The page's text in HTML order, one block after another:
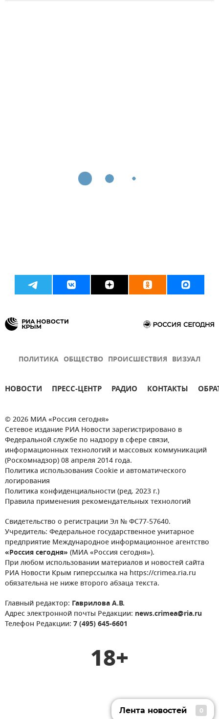
ПОЛИТИКА ОБЩЕСТВО ПРОИСШЕСТВИЯ ВИЗУАЛ
НОВОСТИ ПРЕСС-ЦЕНТР РАДИО КОНТАКТЫ
© 2026 МИА «Россия сегодня»
Сетевое издание РИА Новости зарегистрировано в
Федеральной службе по надзору в сфере связи,
информационных технологий и массовых коммуникаций
(Роскомнадзор) 08 апреля 2014 года.
Политика использования Cookie и автоматического
логирования
Политика конфиденциальности (ред. 2023 г.)
Правила применения рекомендательных технологий
Свидетельство о регистрации Эл № ФС77-57640.
Учредитель: Федеральное государственное унитарное
предприятие Международное информационное агентство
«Россия сегодня» (МИА «Россия сегодня»).
При любом использовании материалов и новостей сайта
РИА Новости Крым гиперссылка на https://crimea.ria.ru
обязательна не ниже второго абзаца текста.
Главный редактор: Гаврилова А.В.
Адрес электронной почты Редакции: news.crimea@ria.ru
Телефон Редакции: 7 (495) 645-6601
18+
Лента новостей 0